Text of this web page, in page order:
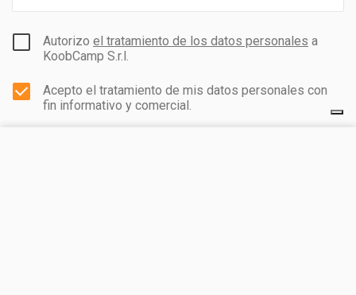
Autorizo el tratamiento de los datos personales a
KoobCamp S.r.l.
Acepto el tratamiento de mis datos personales con
fin informativo y comercial.